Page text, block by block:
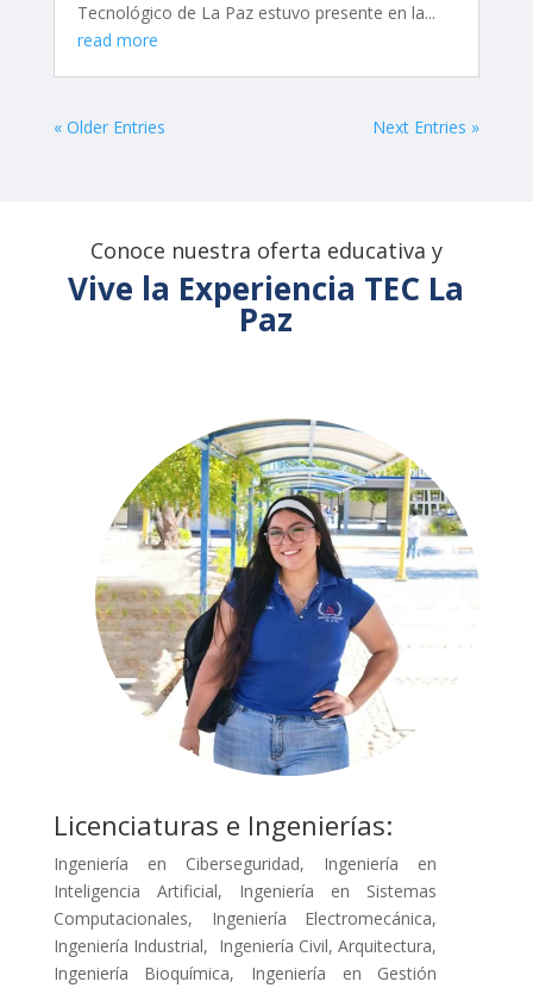
Tecnológico de La Paz estuvo presente en la...
read more
« Older Entries Next Entries »
Conoce nuestra oferta educativa y
Vive la Experiencia TEC La
Paz
Licenciaturas e Ingenierías:
Ingeniería en Ciberseguridad, Ingeniería en
Inteligencia Artificial, Ingeniería en Sistemas
Computacionales, Ingeniería Electromecánica,
Ingeniería Industrial, Ingeniería Civil, Arquitectura,
Ingeniería Bioquímica, Ingeniería en Gestión